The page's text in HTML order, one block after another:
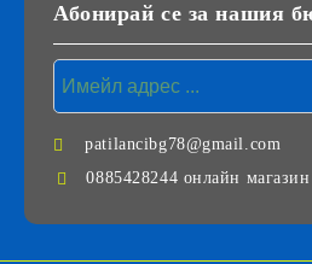
Абонирай се за нашия
patilancibg78@gmail.com
0885428244 онлайн магазин